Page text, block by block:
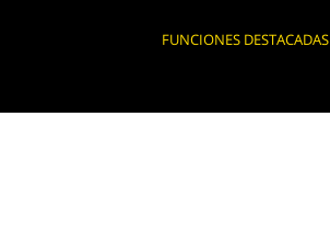
FUNCIONES DESTACADAS